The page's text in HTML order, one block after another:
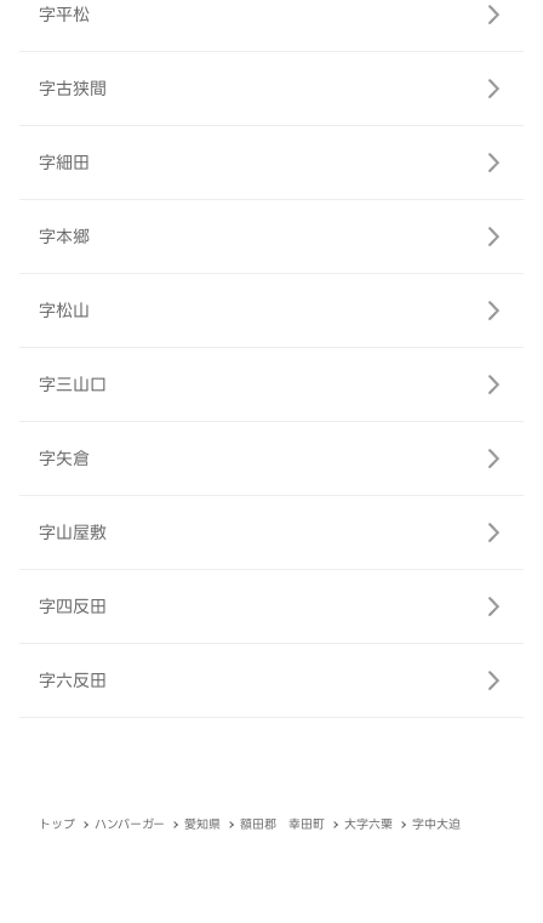
字平松
字古狭間
字細田
字本郷
字松山
字三山口
字矢倉
字山屋敷
字四反田
字六反田
トップ ハンバーガー 愛知県 額田郡 幸田町 大字六栗 字中大迫